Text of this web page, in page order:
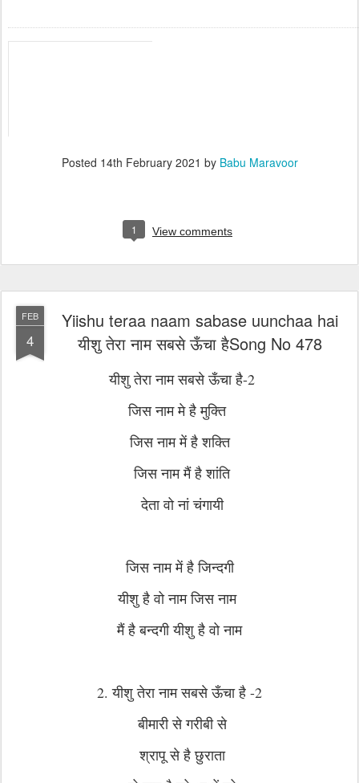
Posted 14th February 2021 by Babu Maravoor
1 View comments
FEB
4
Yiishu teraa naam sabase uunchaa hai
यीशु तेरा नाम सबसे ऊँचा हैSong No 478
यीशु तेरा नाम सबसे ऊँचा है-2
जिस नाम मे है मुक्ति
जिस नाम में है शक्ति
जिस नाम मैं है शांति
देता वो नां चंगायी
जिस नाम में है जिन्दगी
यीशु है वो नाम जिस नाम
मैं है बन्दगी यीशु है वो नाम
2. यीशु तेरा नाम सबसे ऊँचा है -2
बीमारी से गरीबी से
श्रापू से है छुराता